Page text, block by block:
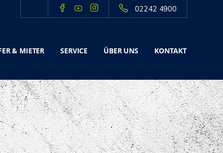
02242 4900
& MIETER SERVICE ÜBER UNS KONTAKT